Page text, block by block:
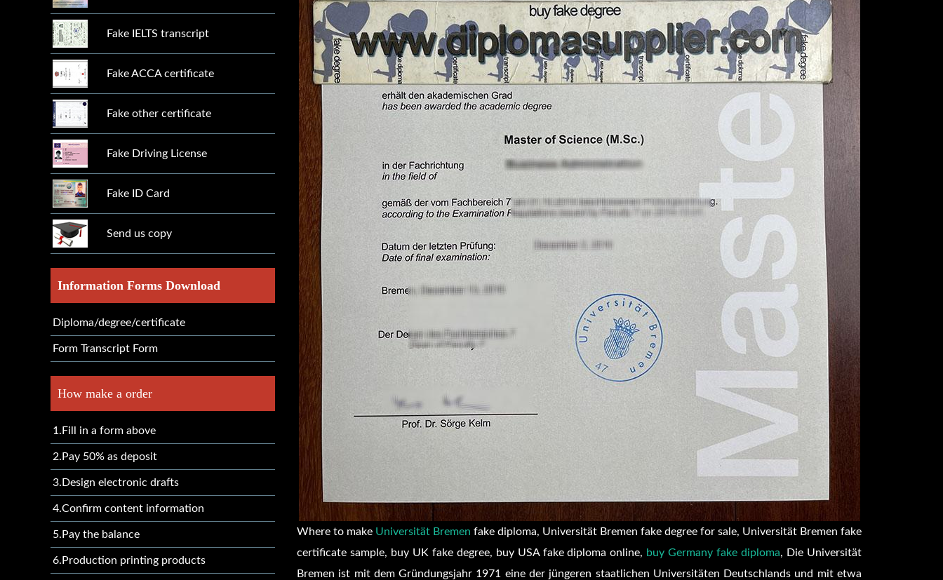
Fake IELTS transcript
Fake ACCA certificate
Fake other certificate
Fake Driving License
Fake ID Card
Send us copy
Information Forms Download
Diploma/degree/certificate
Form Transcript Form
How make a order
1.Fill in a form above
2.Pay 50% as deposit
3.Design electronic drafts
4.Confirm content information
5.Pay the balance
6.Production printing products
Where to make Universität Bremen fake diploma, Universität Bremen fake degree for sale, Universität Bremen fake
certificate sample, buy UK fake degree, buy USA fake diploma online, buy Germany fake diploma, Die Universität
Bremen ist mit dem Gründungsjahr 1971 eine der jüngeren staatlichen Universitäten Deutschlands und mit etwa